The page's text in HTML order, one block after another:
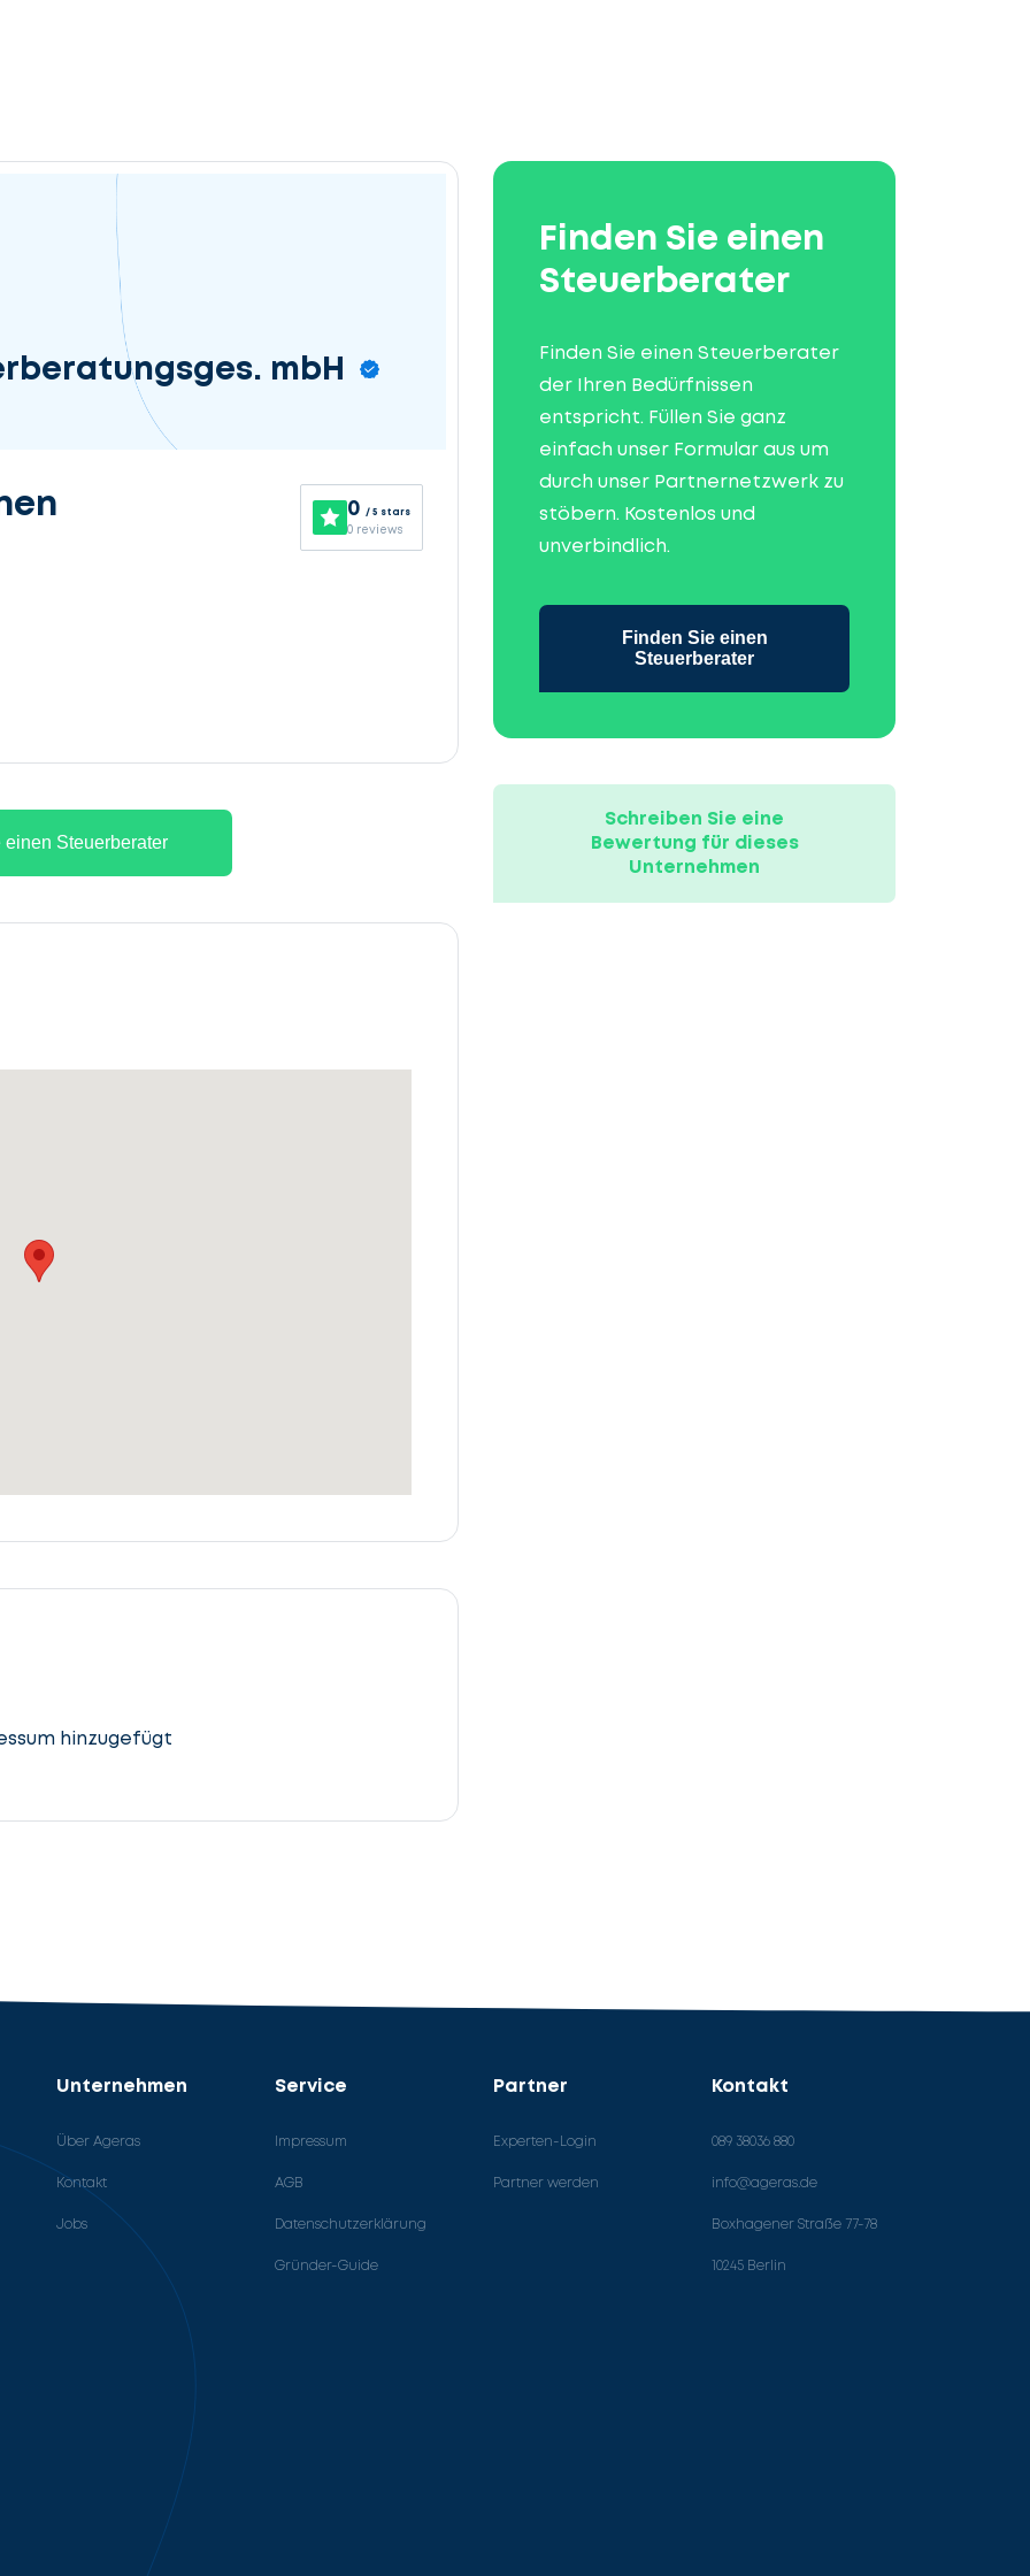
mbH
0 / 5 stars
0 reviews
einen Steuerberater
hinzugefügt
Finden Sie einen
Steuerberater
Finden Sie einen Steuerberater
der Ihren Bedürfnissen
entspricht. Füllen Sie ganz
einfach unser Formular aus um
durch unser Partnernetzwerk zu
stöbern. Kostenlos und
unverbindlich.
Finden Sie einen
Steuerberater
Schreiben Sie eine
Bewertung für dieses
Unternehmen
Unternehmen
Über Ageras
Kontakt
Jobs
Service
Impressum
AGB
Datenschutzerklärung
Gründer-Guide
Partner
Experten-Login
Partner werden
Kontakt
089 38036 880
info@ageras.de
Boxhagener Straße 77-78
10245 Berlin